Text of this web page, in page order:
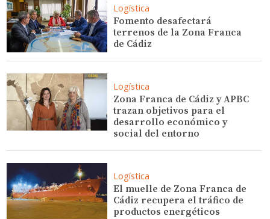
Logística
Fomento desafectará
terrenos de la Zona Franca
de Cádiz
Logística
Zona Franca de Cádiz y APBC
trazan objetivos para el
desarrollo económico y
social del entorno
Logística
El muelle de Zona Franca de
Cádiz recupera el tráfico de
productos energéticos